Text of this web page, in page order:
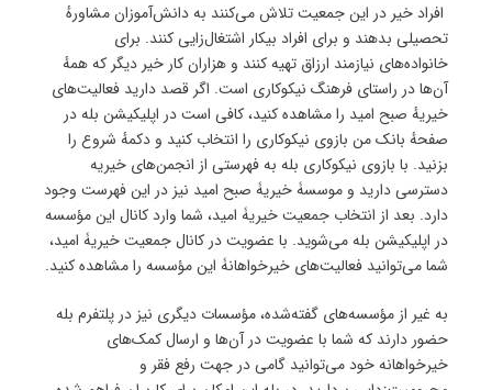
افراد خیر در این جمعیت تلاش می‌کنند به دانش‌آموزان مشاورهٔ
تحصیلی بدهند و برای افراد بیکار اشتغال‌زایی کنند. برای
خانواده‌های نیازمند ارزاق تهیه کنند و هزاران کار خیر دیگر که همهٔ
آن‌ها در راستای فرهنگ نیکوکاری است. اگر قصد دارید فعالیت‌های
خیریهٔ صبح امید را مشاهده کنید، کافی است در اپلیکیشن بله در
صفحهٔ بانک من بازوی نیکوکاری را انتخاب کنید و دکمهٔ شروع را
بزنید. با بازوی نیکوکاری بله به فهرستی از انجمن‌های خیریه
دسترسی دارید و موسسۀ خیریۀ صبح امید نیز در این فهرست وجود
دارد. بعد از انتخاب جمعیت خیریۀ امید، شما وارد کانال این مؤسسه
در اپلیکیشن بله می‌شوید. با عضویت در کانال جمعیت خیریۀ امید،
شما می‌توانید فعالیت‌های خیرخواهانۀ این مؤسسه را مشاهده کنید.
به‌ غیر از مؤسسه‌های گفته‌شده، مؤسسات دیگری نیز در پلتفرم بله
حضور دارند که شما با عضویت در آن‌ها و ارسال کمک‌های
خیرخواهانه خود می‌توانید گامی در جهت رفع فقر و